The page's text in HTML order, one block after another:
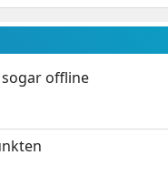
offline